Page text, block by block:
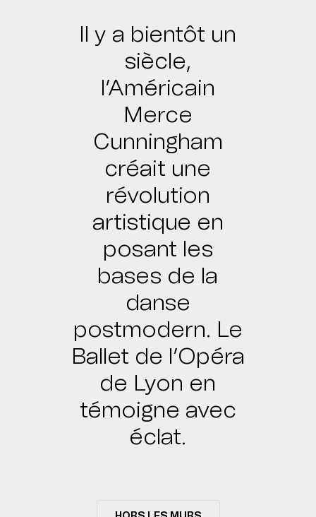
Il y a bientôt un
siècle,
l’Américain
Merce
Cunningham
créait une
révolution
artistique en
posant les
bases de la
danse
postmodern. Le
Ballet de l’Opéra
de Lyon en
témoigne avec
éclat.